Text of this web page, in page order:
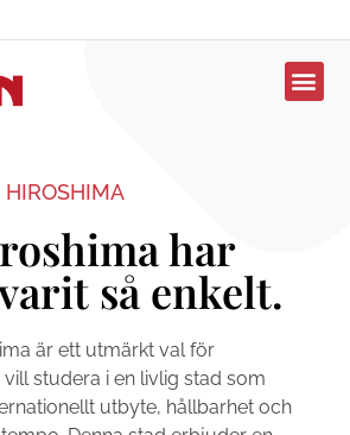
har
så enkelt.
är ett utmärkt val för
studera i en livlig stad som
utbyte, hållbarhet och